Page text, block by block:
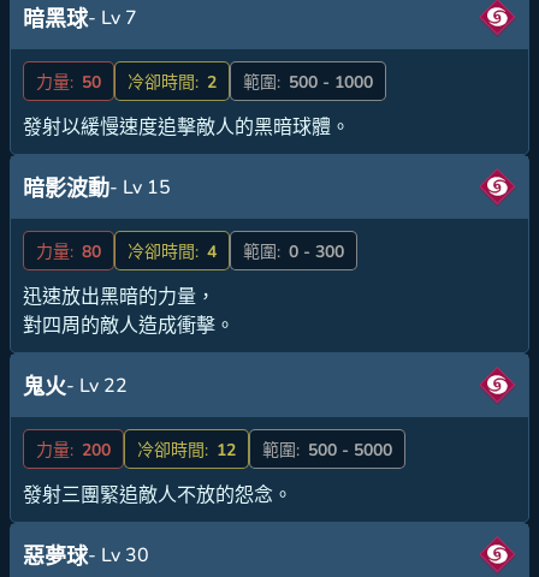
暗黑球- Lv 7
力量: 50 冷卻時間: 2 範圍: 500 - 1000
發射以緩慢速度追擊敵人的黑暗球體。
暗影波動- Lv 15
力量: 80 冷卻時間: 4 範圍: 0 - 300
迅速放出黑暗的力量，
對四周的敵人造成衝擊。
鬼火- Lv 22
力量: 200 冷卻時間: 12 範圍: 500 - 5000
發射三團緊追敵人不放的怨念。
惡夢球- Lv 30